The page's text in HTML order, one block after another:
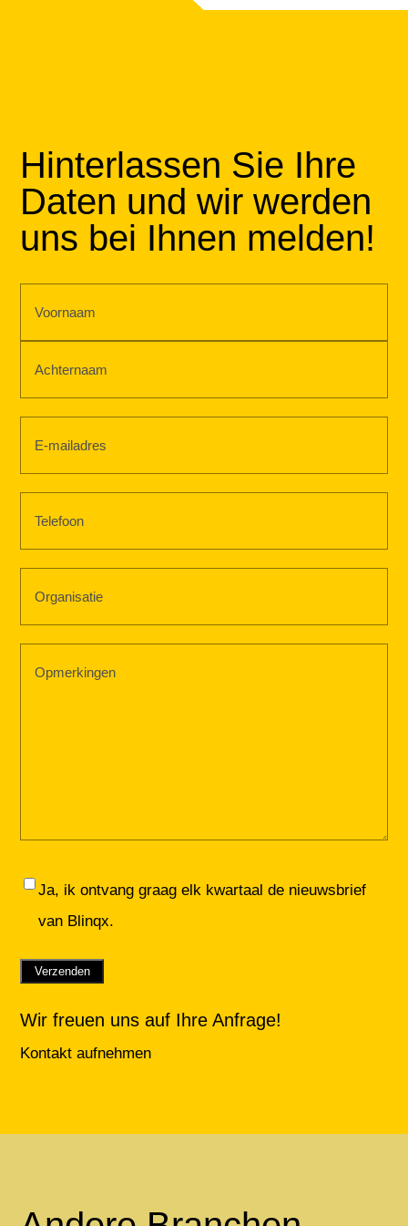
Hinterlassen Sie Ihre
Daten und wir werden
uns bei Ihnen melden!
Nachname
Toestemming
Ja, ik ontvang graag elk kwartaal de nieuwsbrief
van Blinqx.
Verzenden
Wir freuen uns auf Ihre Anfrage!
Kontakt aufnehmen